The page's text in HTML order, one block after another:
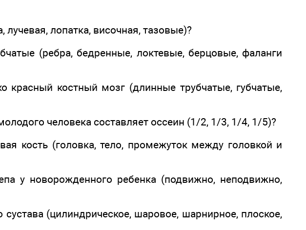
лопатка, височная, тазовые)?
(ребра, бедренные, локтевые, берцовые, фаланги
красный костный мозг (длинные трубчатые, губчатые,
человека составляет оссеин (1/2, 1/3, 1/4, 1/5)?
кость (головка, тело, промежуток между головкой и
у новорожденного ребенка (подвижно, неподвижно,
(цилиндрическое, шаровое, шарнирное, плоское,